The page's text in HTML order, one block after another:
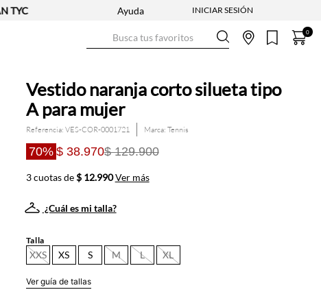
Ayuda
0
Vestido naranja corto silueta tipo
A para mujer
Referencia: VES-COR-0001721 Tennis
70% $ 38.970$ 129.900
3 cuotas de$ 12.990 Ver más
¿Cuál es mi talla?
Talla
XXS XS S M L XL
Ver guía de tallas